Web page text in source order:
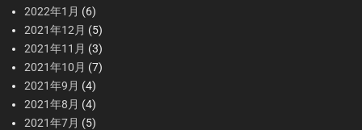
2022年1月 (6)
2021年12月 (5)
2021年11月 (3)
2021年10月 (7)
2021年9月 (4)
2021年8月 (4)
2021年7月 (5)